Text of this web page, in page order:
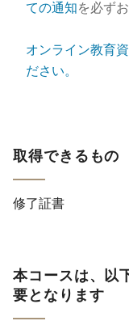
ての通知を必ず
オンライン教育
ださい。
取得できるもの
修了証書
本コースは、以
要となります